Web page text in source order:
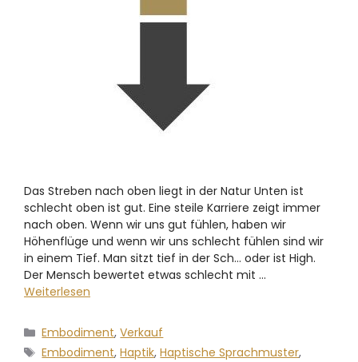
Das Streben nach oben liegt in der Natur Unten ist
schlecht oben ist gut. Eine steile Karriere zeigt immer
nach oben. Wenn wir uns gut fühlen, haben wir
Höhenflüge und wenn wir uns schlecht fühlen sind wir
in einem Tief. Man sitzt tief in der Sch… oder ist High.
Der Mensch bewertet etwas schlecht mit …
Weiterlesen
Embodiment,Verkauf
Embodiment,Haptik,Haptische Sprachmuster,